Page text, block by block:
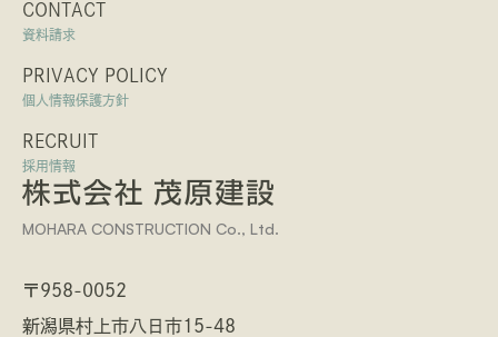
MOHARA CONSTRUCTION Co., Ltd.
〒958-0052
新潟県村上市八日市15-48
CONTACT
資料請求
PRIVACY POLICY
個人情報保護方針
RECRUIT
採用情報